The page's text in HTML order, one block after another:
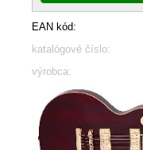
EAN kód:
katalógové číslo:
výrobca: